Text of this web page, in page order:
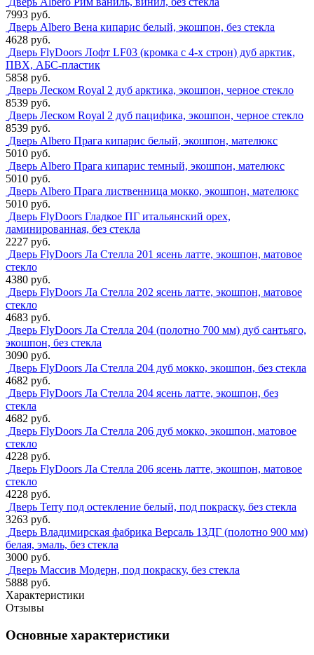
7993 руб.
Дверь Albero Вена кипарис белый, экошпон, без стекла
4628 руб.
Дверь FlyDoors Лофт LF03 (кромка с 4-х строн) дуб арктик,
ПВХ, АБС-пластик
5858 руб.
Дверь Леском Royal 2 дуб арктика, экошпон, черное стекло
8539 руб.
Дверь Леском Royal 2 дуб пацифика, экошпон, черное стекло
8539 руб.
Дверь Albero Прага кипарис белый, экошпон, мателюкс
5010 руб.
Дверь Albero Прага кипарис темный, экошпон, мателюкс
5010 руб.
Дверь Albero Прага лиственница мокко, экошпон, мателюкс
5010 руб.
Дверь FlyDoors Гладкое ПГ итальянский орех,
ламинированная, без стекла
2227 руб.
Дверь FlyDoors Ла Стелла 201 ясень латте, экошпон, матовое
стекло
4380 руб.
Дверь FlyDoors Ла Стелла 202 ясень латте, экошпон, матовое
стекло
4683 руб.
Дверь FlyDoors Ла Стелла 204 (полотно 700 мм) дуб сантьяго,
экошпон, без стекла
3090 руб.
Дверь FlyDoors Ла Стелла 204 дуб мокко, экошпон, без стекла
4682 руб.
Дверь FlyDoors Ла Стелла 204 ясень латте, экошпон, без
стекла
4682 руб.
Дверь FlyDoors Ла Стелла 206 дуб мокко, экошпон, матовое
стекло
4228 руб.
Дверь FlyDoors Ла Стелла 206 ясень латте, экошпон, матовое
стекло
4228 руб.
Дверь Terry под остекление белый, под покраску, без стекла
3263 руб.
Дверь Владимирская фабрика Версаль 13ДГ (полотно 900 мм)
белая, эмаль, без стекла
3000 руб.
Дверь Массив Модерн, под покраску, без стекла
5888 руб.
Характеристики
Отзывы
Основные характеристики